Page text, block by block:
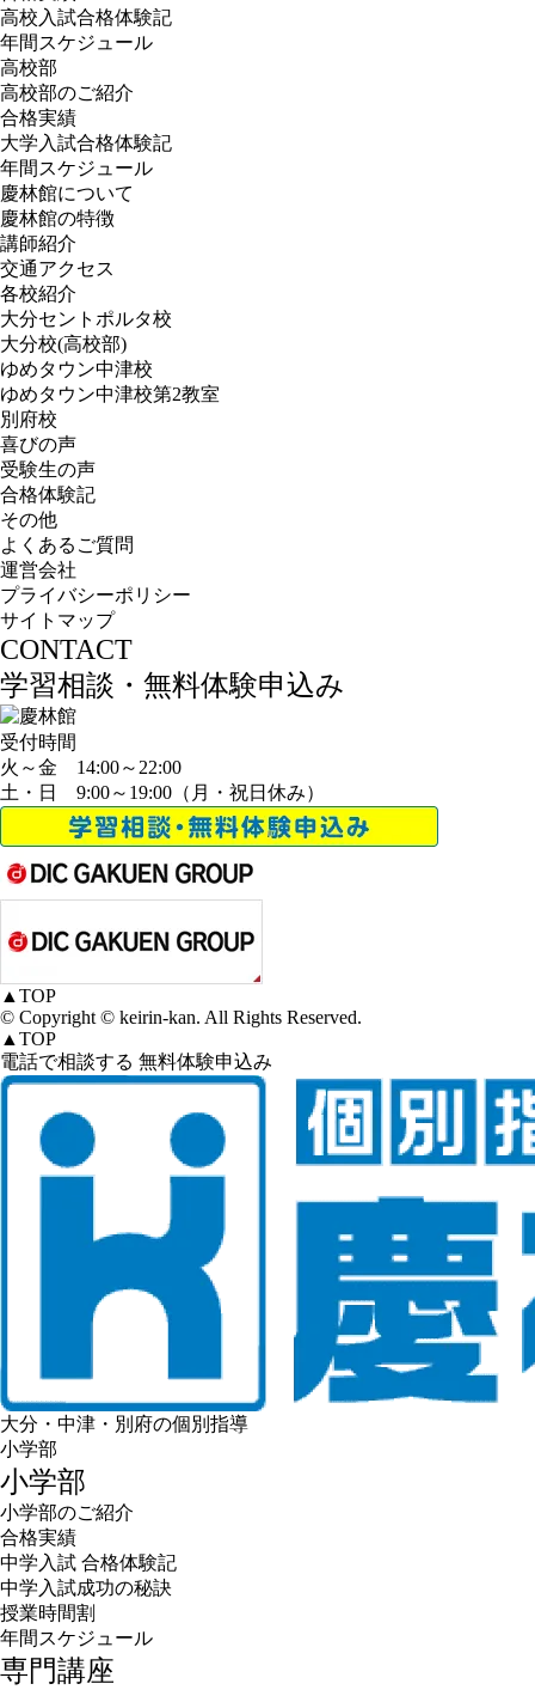
高校入試合格体験記
年間スケジュール
高校部
高校部のご紹介
合格実績
大学入試合格体験記
年間スケジュール
慶林館について
慶林館の特徴
講師紹介
交通アクセス
各校紹介
大分セントポルタ校
大分校(高校部)
ゆめタウン中津校
ゆめタウン中津校第2教室
別府校
喜びの声
受験生の声
合格体験記
その他
よくあるご質問
運営会社
プライバシーポリシー
サイトマップ
CONTACT
学習相談・無料体験申込み
受付時間
火～金 14:00～22:00
土・日 9:00～19:00（月・祝日休み）
▲ TOP
© Copyright © keirin-kan. All Rights Reserved.
▲ TOP
電話で相談する 無料体験申込み
大分・中津・別府の個別指導
小学部
小学部
小学部のご紹介
合格実績
中学入試 合格体験記
中学入試成功の秘訣
授業時間割
年間スケジュール
専門講座